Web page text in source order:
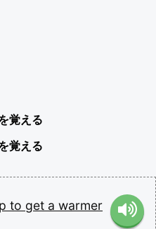
覚える
覚える
to get a warmer